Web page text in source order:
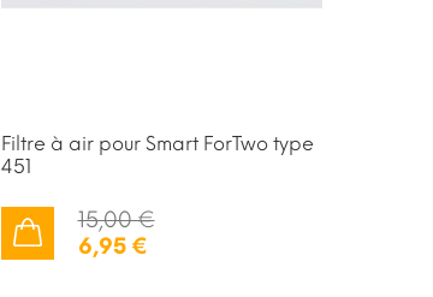
Filtre à air pour Smart ForTwo type
451
15,00 €
6,95 €